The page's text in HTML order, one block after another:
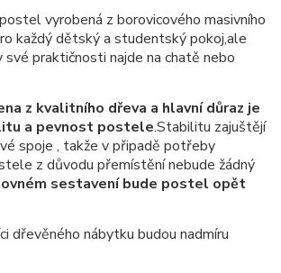
vyrobená z borovicového masivního
každý dětský a studentský pokoj,ale
praktičnosti najde na chatě nebo
z kvalitního dřeva a hlavní důraz je
a pevnost postele.Stabilitu zajuštějí
spoje , takže v připadě potřeby
z důvodu přemístění nebude žádný
sestavení bude postel opět
dřevěného nábytku budou nadmíru